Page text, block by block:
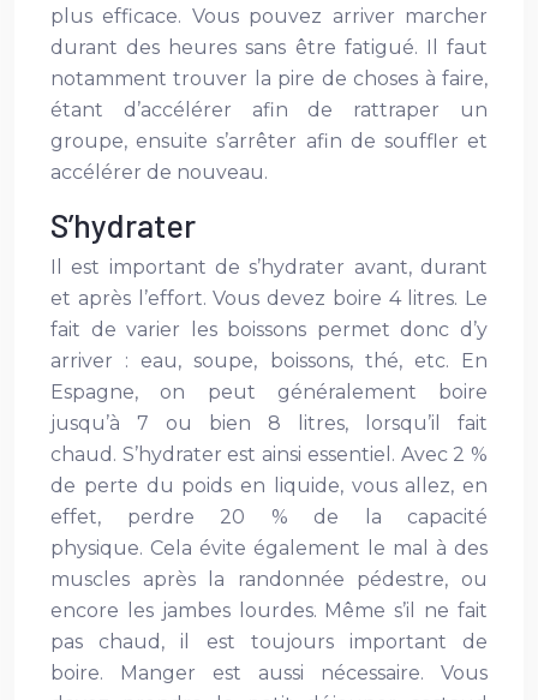
plus efficace. Vous pouvez arriver marcher
durant des heures sans être fatigué. Il faut
notamment trouver la pire de choses à faire,
étant d’accélérer afin de rattraper un
groupe, ensuite s’arrêter afin de souffler et
accélérer de nouveau.
S’hydrater
Il est important de s’hydrater avant, durant
et après l’effort. Vous devez boire 4 litres. Le
fait de varier les boissons permet donc d’y
arriver : eau, soupe, boissons, thé, etc. En
Espagne, on peut généralement boire
jusqu’à 7 ou bien 8 litres, lorsqu’il fait
chaud. S’hydrater est ainsi essentiel. Avec 2 %
de perte du poids en liquide, vous allez, en
effet, perdre 20 % de la capacité
physique. Cela évite également le mal à des
muscles après la randonnée pédestre, ou
encore les jambes lourdes. Même s’il ne fait
pas chaud, il est toujours important de
boire. Manger est aussi nécessaire. Vous